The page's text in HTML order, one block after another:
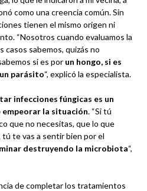
como una creencia común. Sin
tienen el mismo origen ni
“Nosotros cuando evaluamos la
casos sabemos, quizás no
si es por un hongo, si es
parásito“, explicó la especialista.
infecciones fúngicas es un
la situación. “Si tú
que no necesitas, que lo que
te vas a sentir bien por el
destruyendo la microbiota“,
de completar los tratamientos